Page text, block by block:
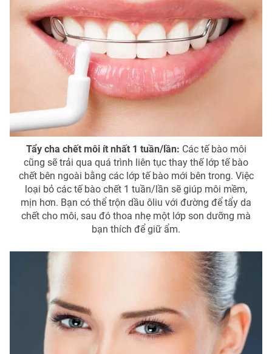
Tẩy cha chết môi ít nhất 1 tuần/lần: Các tế bào môi
cũng sẽ trải qua quá trình liên tục thay thế lớp tế bào
chết bên ngoài bằng các lớp tế bào mới bên trong. Việc
loại bỏ các tế bào chết 1 tuần/lần sẽ giúp môi mềm,
mịn hơn. Bạn có thể trộn dầu ôliu với đường để tẩy da
chết cho môi, sau đó thoa nhẹ một lớp son dưỡng mà
bạn thích để giữ ẩm.